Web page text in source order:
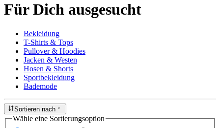
Für Dich ausgesucht
Bekleidung
T-Shirts & Tops
Pullover & Hoodies
Jacken & Westen
Hosen & Shorts
Sportbekleidung
Bademode
Sortieren nach
Wähle eine Sortierungsoption